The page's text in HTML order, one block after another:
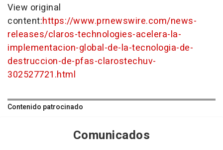
View original
content:https://www.prnewswire.com/news-
releases/claros-technologies-acelera-la-
implementacion-global-de-la-tecnologia-de-
destruccion-de-pfas-clarostechuv-
302527721.html
Contenido patrocinado
Comunicados